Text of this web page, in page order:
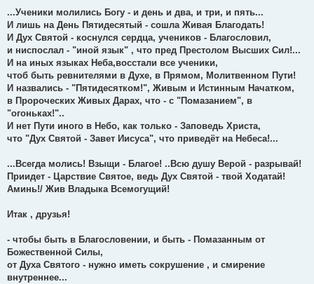
...Ученики молились Богу - и день и два, и три, и пять...
И лишь на День Пятидесятый - сошла Живая Благодать!
И Дух Святой - коснулся сердца, учеников - Благословил,
и ниспослал - "иной язык" , что пред Престолом Высших Сил!...
И на иных языках Неба,восстали все ученики,
чтоб быть ревнителями в Духе, в Прямом, Молитвенном Пути!
И назвались - "Пятидесятком!", Живым и Истинным Начатком,
в Пророческих Живых Дарах, что - с "Помазанием", в
"огоньках!"..
И нет Пути иного в Небо, как только - Заповедь Христа,
что "Дух Святой - Завет Иисуса", что приведёт на Небеса!...
...Всегда молись! Взыщи - Благое! ..Всю душу Верой - разрывай!
Приидет - Царствие Святое, ведь Дух Святой - твой Ходатай!
Аминь!/ Жив Владыка Всемогущий!
Итак , друзья!
- чтобы быть в Благословении, и быть - Помазанным от
Божественной Силы,
от Духа Святого - нужно иметь сокрушение , и смирение
внутреннее...